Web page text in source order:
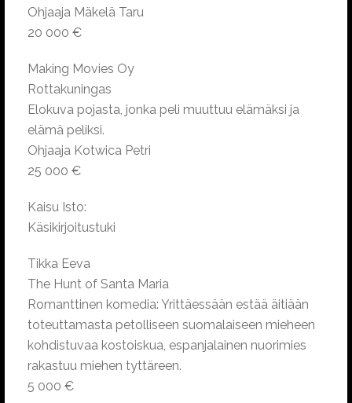
Ohjaaja Mäkelä Taru
20 000 €
Making Movies Oy
Rottakuningas
Elokuva pojasta, jonka peli muuttuu elämäksi ja
elämä peliksi.
Ohjaaja Kotwica Petri
25 000 €
Kaisu Isto:
Käsikirjoitustuki
Tikka Eeva
The Hunt of Santa Maria
Romanttinen komedia: Yrittäessään estää äitiään
toteuttamasta petolliseen suomalaiseen mieheen
kohdistuvaa kostoiskua, espanjalainen nuorimies
rakastuu miehen tyttäreen.
5 000 €